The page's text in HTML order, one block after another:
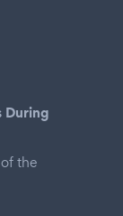
During
the